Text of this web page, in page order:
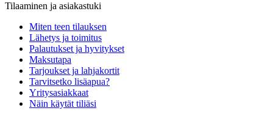
Tilaaminen ja asiakastuki
Miten teen tilauksen
Lähetys ja toimitus
Palautukset ja hyvitykset
Maksutapa
Tarjoukset ja lahjakortit
Tarvitsetko lisäapua?
Yritysasiakkaat
Näin käytät tiliäsi